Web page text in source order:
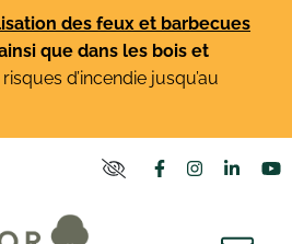
des feux et barbecues
que dans les bois et
d’incendie jusqu’au
Lien vers le
Lien vers
Lien